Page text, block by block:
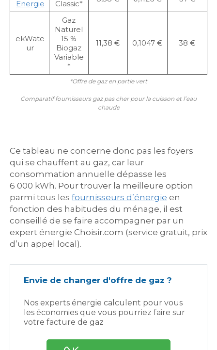
Energie
Classic*
ekWate
ur
Gaz
Naturel
15 %
Biogaz
Variable
*
11,38 € 0,1047 € 38 €
*Offre de gaz en partie vert
Comparatif fournisseurs gaz pas cher pour la cuisson et l’eau
chaude
Ce tableau ne concerne donc pas les foyers
qui se chauffent au gaz, car leur
consommation annuelle dépasse les
6 000 kWh. Pour trouver la meilleure option
parmi tous les fournisseurs d’énergie en
fonction des habitudes du ménage, il est
conseillé de se faire accompagner par un
expert énergie Choisir.com (service gratuit, prix
d’un appel local).
Envie de changer d'offre de gaz ?
Nos experts énergie calculent pour vous
les économies que vous pourriez faire sur
votre facture de gaz